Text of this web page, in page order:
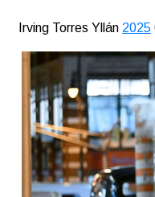
Irving Torres Yllán 2025